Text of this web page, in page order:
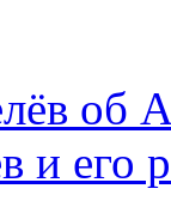
об
и его